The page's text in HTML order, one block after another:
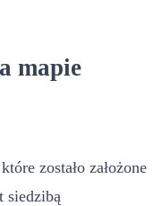
mapie
zostało założone
siedzibą